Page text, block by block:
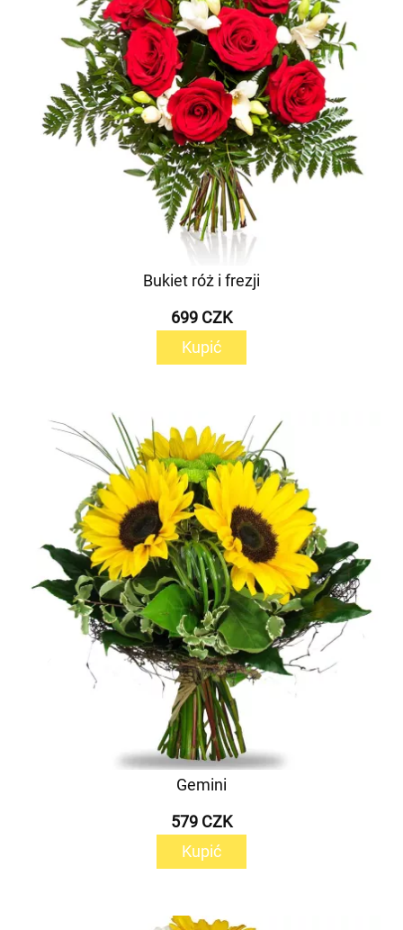
Bukiet róż i frezji
699 CZK
Kupić
Gemini
579 CZK
Kupić